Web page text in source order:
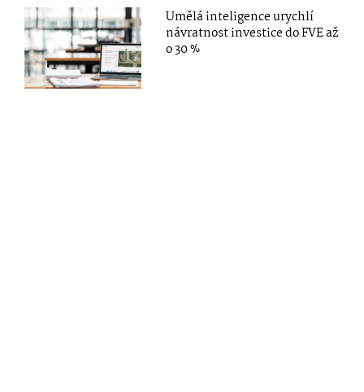
Umělá inteligence urychlí
návratnost investice do FVE až
o 30 %